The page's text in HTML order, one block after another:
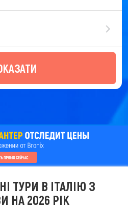
ТУРИ В ІТАЛІЮ З
НА 2026 РІК